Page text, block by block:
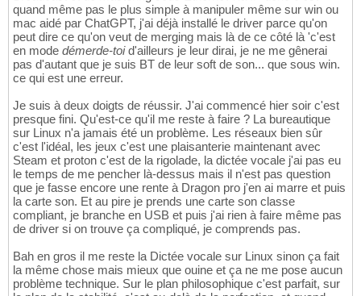
quand même pas le plus simple à manipuler même sur win ou
mac aidé par ChatGPT, j'ai déjà installé le driver parce qu'on
peut dire ce qu'on veut de merging mais là de ce côté là 'c'est
en mode démerde-toid'ailleurs je leur dirai, je ne me gênerai
pas d'autant que je suis BT de leur soft de son... que sous win.
ce qui est une erreur.
Je suis à deux doigts de réussir. J'ai commencé hier soir c'est
presque fini. Qu'est-ce qu'il me reste à faire ? La bureautique
sur Linux n'a jamais été un problème. Les réseaux bien sûr
c'est l'idéal, les jeux c'est une plaisanterie maintenant avec
Steam et proton c'est de la rigolade, la dictée vocale j'ai pas eu
le temps de me pencher là-dessus mais il n'est pas question
que je fasse encore une rente à Dragon pro j'en ai marre et puis
la carte son. Et au pire je prends une carte son classe
compliant, je branche en USB et puis j'ai rien à faire même pas
de driver si on trouve ça compliqué, je comprends pas.
Bah en gros il me reste la Dictée vocale sur Linux sinon ça fait
la même chose mais mieux que ouine et ça ne me pose aucun
problème technique. Sur le plan philosophique c'est parfait, sur